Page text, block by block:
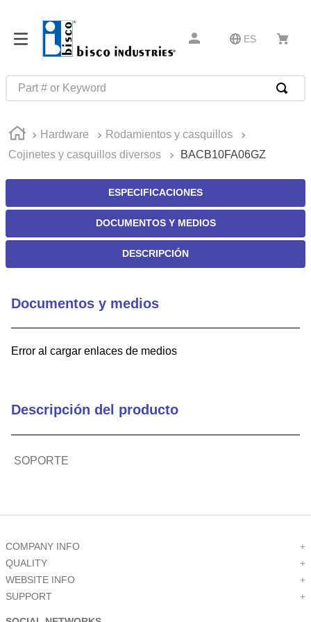
ES
Part # or Keyword
Hardware
Rodamientos y casquillos
Cojinetes y casquillos diversos
BACB10FA06GZ
ESPECIFICACIONES
DOCUMENTOS Y MEDIOS
DESCRIPCIÓN
Documentos y medios
Error al cargar enlaces de medios
Descripción del producto
SOPORTE
COMPANY INFO
+
QUALITY
+
WEBSITE INFO
+
SUPPORT
+
1.
latch
.
up
4.
pin connectors
6.
relays
9.
electronics
10.